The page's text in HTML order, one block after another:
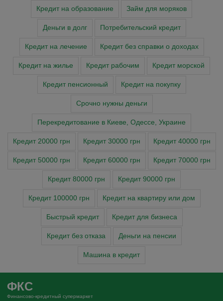
Кредит на образование Займ для моряков
Деньги в долг Потребительский кредит
Кредит на лечение Кредит без справки о доходах
Кредит на жилье Кредит рабочим Кредит морской
Кредит пенсионный Кредит на покупку
Cрочно нужны деньги
Перекредитование в Киеве, Одессе, Украине
Кредит 20000 грн Кредит 30000 грн Кредит 40000 грн
Кредит 50000 грн Кредит 60000 грн Кредит 70000 грн
Кредит 80000 грн Кредит 90000 грн
Кредит 100000 грн Кредит на квартиру или дом
Быстрый кредит Кредит для бизнеса
Кредит без отказа Деньги на пенсии
Машина в кредит
ФКС
Финансово-кредитный супермаркет